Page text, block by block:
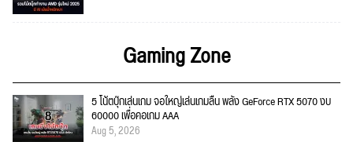
Gaming Zone
5 โน้ตบุ๊กเล่นเกม จอใหญ่เล่นเกมลื่น พลัง GeForce RTX 5070 งบ
60000 เพื่อคอเกม AAA
Aug 5, 2026